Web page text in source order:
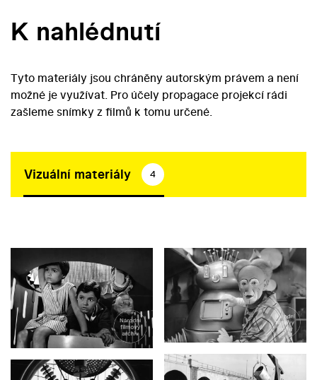
K nahlédnutí
Tyto materiály jsou chráněny autorským právem a není
možné je využívat. Pro účely propagace projekcí rádi
zašleme snímky z filmů k tomu určené.
Vizuální materiály 4